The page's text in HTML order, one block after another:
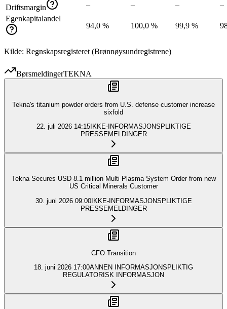
Driftsmargin – – –
–
Egenkapitalandel
94,0 %
100,0 % 99,9 %
Kilde: Regnskapsregisteret (Brønnøysundregistrene)
BørsmeldingerTEKNA
Tekna's titanium powder orders from U.S. defense customer increase
sixfold
22. juli 2026 14:15IKKE-INFORMASJONSPLIKTIGE
PRESSEMELDINGER
Tekna Secures USD 8.1 million Multi Plasma System Order from new
US Critical Minerals Customer
30. juni 2026 09:00IKKE-INFORMASJONSPLIKTIGE
PRESSEMELDINGER
CFO Transition
18. juni 2026 17:00ANNEN INFORMASJONSPLIKTIG
REGULATORISK INFORMASJON